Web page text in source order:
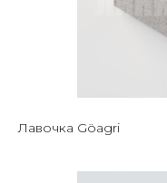
Лавочка Göagri